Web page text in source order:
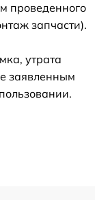
проведенного
запчасти).
утрата
заявленным